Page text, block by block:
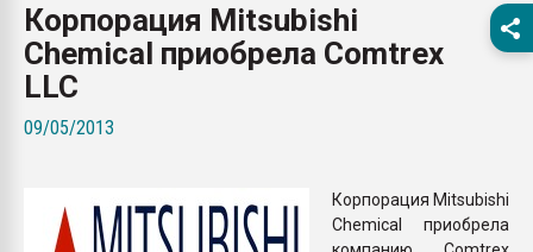
28.07.2026
ПЕРЕЙТИ НА
Корпорация Mitsubishi
Chemical приобрела Comtrex
LLC
09/05/2013
Корпорация Mitsubishi
Chemical приобрела